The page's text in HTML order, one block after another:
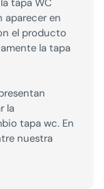
tapa WC
aparecer en
el producto
la tapa
la
tapa wc. En
nuestra